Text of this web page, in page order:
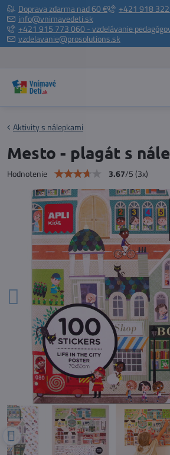
Doprava zdarma nad 60 €
+421 918
info@vnimavedeti.sk
+421 915 773 060 - vzdelávanie
vzdelavanie@prosolutions.sk
Aktivity s nálepkami
Mesto - plagát s
Hodnotenie 3.67/5(3x)